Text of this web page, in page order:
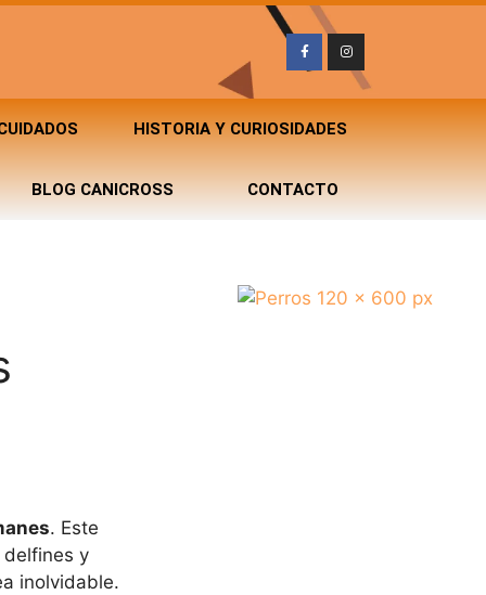
HISTORIA Y CURIOSIDADES
BLOG CANICROSS CONTACTO
. Este
delfines y
inolvidable.